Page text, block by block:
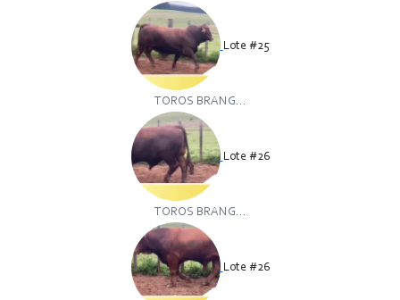
Lote #25
TOROS BRANG...
Lote #26
TOROS BRANG...
Lote #26